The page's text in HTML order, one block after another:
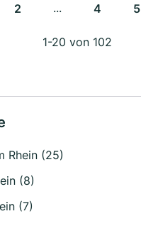
2 ... 4 5
1-20 von 102
Rhein (25)
(8)
(7)